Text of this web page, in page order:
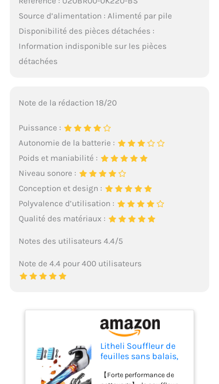
Source d’alimentation : Alimenté par pile
Disponibilité des pièces détachées :
Information indisponible sur les pièces
détachées
Note de la rédaction 18/20
Puissance :
Autonomie de la batterie :
Poids et maniabilité :
Niveau sonore :
Conception et design :
Polyvalence d’utilisation :
Qualité des matériaux :
Notes des utilisateurs 4.4/5
Note de 4.4 pour 400 utilisateurs
Litheli Souffleur de
feuilles sans balais,
m³/min avec
【Forte performance de